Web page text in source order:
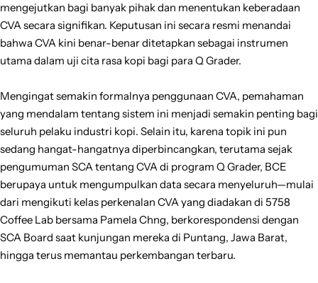
mengejutkan bagi banyak pihak dan menentukan keberadaan
CVA secara signifikan. Keputusan ini secara resmi menandai
bahwa CVA kini benar-benar ditetapkan sebagai instrumen
utama dalam uji cita rasa kopi bagi para Q Grader.
Mengingat semakin formalnya penggunaan CVA, pemahaman
yang mendalam tentang sistem ini menjadi semakin penting bagi
seluruh pelaku industri kopi. Selain itu, karena topik ini pun
sedang hangat-hangatnya diperbincangkan, terutama sejak
pengumuman SCA tentang CVA di program Q Grader, BCE
berupaya untuk mengumpulkan data secara menyeluruh—mulai
dari mengikuti kelas perkenalan CVA yang diadakan di 5758
Coffee Lab bersama Pamela Chng, berkorespondensi dengan
SCA Board saat kunjungan mereka di Puntang, Jawa Barat,
hingga terus memantau perkembangan terbaru.